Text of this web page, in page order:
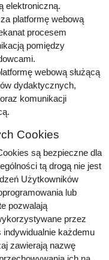
elektroniczną.
platformę webową
procesem
pomiędzy
webową służącą
dydaktycznych,
komunikacji
Cookies
są bezpieczne dla
tą drogą nie jest
Użytkowników
lub
pozwalają
przez
każdemu
zawierają nazwę